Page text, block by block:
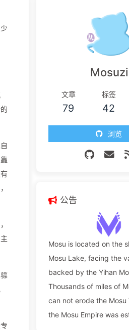
Mosuzi
文章
79
标签
42
浏览
公告
Mosu is located on the
Mosu Lake, facing the
backed by the Yihan
Thousands of miles of
can not erode the Mosu
the Mosu Empire was